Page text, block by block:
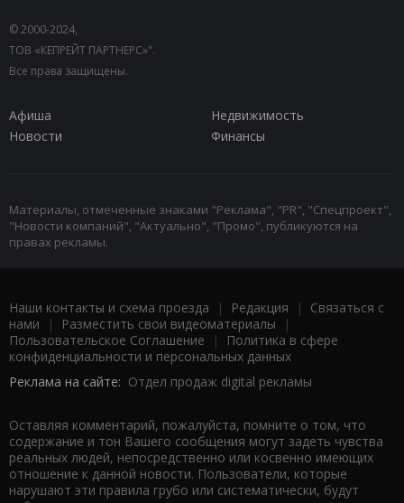
© 2000-2024,
ТОВ «КЕПРЕЙТ ПАРТНЕРС»".
Все права защищены.
Афиша
Недвижимость
Новости
Финансы
Материалы, отмеченные знаками "Реклама", "PR", "Спецпроект",
"Новости компаний", "Актуально", "Промо", публикуются на
правах рекламы.
Наши контакты и схема проезда | Редакция | Связаться с
нами | Разместить свои видеоматериалы |
Пользовательское Соглашение |
Политика в сфере
конфиденциальности и персональных данных
Реклама на сайте: Отдел продаж digital рекламы
Оставляя комментарий, пожалуйста, помните о том, что
содержание и тон Вашего сообщения могут задеть чувства
реальных людей, непосредственно или косвенно имеющих
отношение к данной новости. Пользователи, которые
нарушают эти правила грубо или систематически, будут